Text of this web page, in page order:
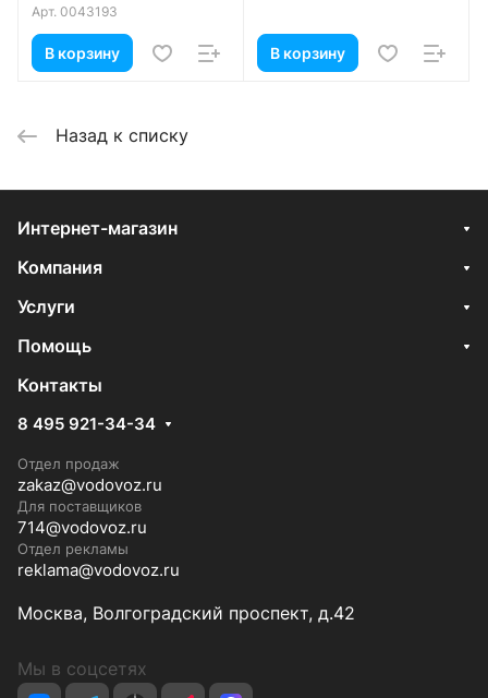
Арт. 0043193
В корзину В корзину
Назад к списку
Интернет-магазин
Компания
Услуги
Помощь
Контакты
8 495 921-34-34
Отдел продаж
zakaz@vodovoz.ru
Для поставщиков
714@vodovoz.ru
Отдел рекламы
reklama@vodovoz.ru
Москва, Волгоградский проспект, д.42
Мы в соцсетях